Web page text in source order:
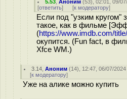
5.53 ,Аноним (53), 02:01, 09/
[ответить] [к модератору]
Если под "узким кругом"
такое, как в фильме
(https://www.imdb.com/
окупится. (Fun fact, в
Xfce WM.)
3.14 ,Аноним (14), 12:47, 06/07/2024
[к модератору]
Уже на алике можно купить